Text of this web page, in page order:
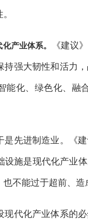
产业体系。 《建议
持强大韧性和活力
能化、绿色化、融
进制造业。《建
设施是现代化产业
不能过于超前、造
化产业体系的必